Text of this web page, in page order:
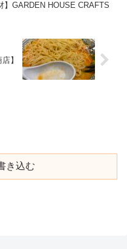
】GARDEN HOUSE CRAFTS
】
き込む